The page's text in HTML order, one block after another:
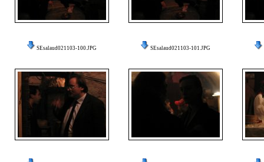
SEsalaud021103-100.JPG SEsalaud021103-101.JPG